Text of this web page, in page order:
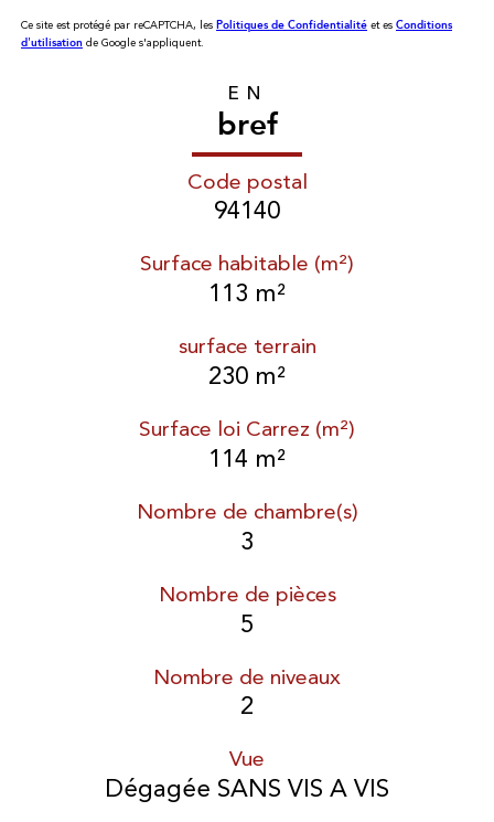
Ce site est protégé par reCAPTCHA, les Politiques de Confidentialité et es Conditions
d'utilisation de Google s'appliquent.
EN
bref
Code postal
94140
Surface habitable (m²)
113 m²
surface terrain
230 m²
Surface loi Carrez (m²)
114 m²
Nombre de chambre(s)
3
Nombre de pièces
5
Nombre de niveaux
2
Vue
Dégagée SANS VIS A VIS